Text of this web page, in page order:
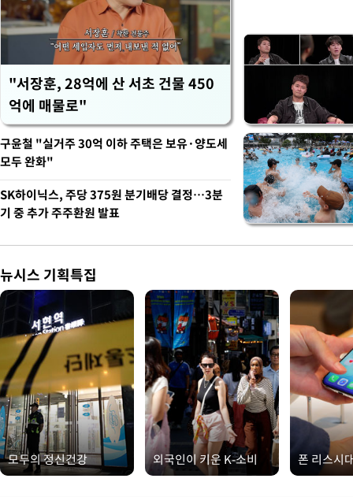
"서장훈, 28억에 산 서초 건물 450
억에 매물로"
구윤철 "실거주 30억 이하 주택은 보유·양도세
모두 완화"
SK하이닉스, 주당 375원 분기배당 결정…3분
기 중 추가 주주환원 발표
뉴시스 기획특집
모두의 정신건강 외국인이 키운 K-소비 폰 리스시